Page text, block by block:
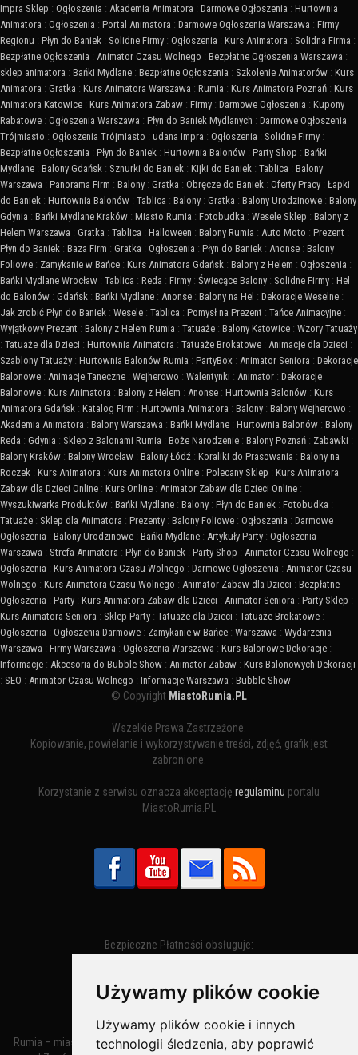
Używamy plików cookie
Używamy plików cookie i innych
technologii śledzenia, aby poprawić
Impra Sklep : Ogłoszenia : Akademia Animatora : Darmowe Ogłoszenia : Hurtownia
Animatora : Ogłoszenia : Portal Animatora : Darmowe Ogłoszenia Warszawa : Firmy
Regionu : Płyn do Baniek : Solidne Firmy : Ogłoszenia : Kurs Animatora : Solidna Firma :
Bezpłatne Ogłoszenia : Animator Czasu Wolnego : Bezpłatne Ogłoszenia Warszawa :
sklep animatora : Bańki Mydlane : Bezpłatne Ogłoszenia : Szkolenie Animatorów : Kurs
Animatora : Gratka : Kurs Animatora Warszawa : Rumia : Kurs Animatora Poznań : Kurs
Animatora Katowice : Kurs Animatora Zabaw : Firmy : Darmowe Ogłoszenia : Kupony
Rabatowe : Ogłoszenia Warszawa : Płyn do Baniek Mydlanych : Darmowe Ogłoszenia
Trójmiasto : Ogłoszenia Trójmiasto : udana impra : Ogłoszenia : Solidne Firmy :
Bezpłatne Ogłoszenia : Płyn do Baniek : Hurtownia Balonów : Party Shop : Bańki
Mydlane : Balony Gdańsk : Sznurki do Baniek : Kijki do Baniek : Tablica : Balony
Warszawa : Panorama Firm : Balony : Gratka : Obręcze do Baniek : Oferty Pracy : Łapki
do Baniek : Hurtownia Balonów : Tablica : Balony : Gratka : Balony Urodzinowe : Balony
Gdynia : Bańki Mydlane Kraków : Miasto Rumia : Fotobudka : Wesele Sklep : Balony z
Helem Warszawa : Gratka : Tablica : Halloween : Balony Rumia : Auto Moto : Prezent :
Płyn do Baniek : Baza Firm : Gratka : Ogłoszenia : Płyn do Baniek : Anonse : Balony
Foliowe : Zamykanie w Bańce : Kurs Animatora Gdańsk : Balony z Helem : Ogłoszenia :
Bańki Mydlane Wrocław : Tablica : Reda : Firmy : Świecące Balony : Solidne Firmy : Hel
do Balonów : Gdańsk : Bańki Mydlane : Anonse : Balony na Hel : Dekoracje Weselne :
Jak zrobić Płyn do Baniek : Wesele : Tablica : Pomysł na Prezent : Tańce Animacyjne :
Wyjątkowy Prezent : Balony z Helem Rumia : Tatuaże : Balony Katowice : Wzory Tatuaży
: Tatuaże dla Dzieci : Hurtownia Animatora : Tatuaże Brokatowe : Animacje dla Dzieci :
Szablony Tatuaży : Hurtownia Balonów Rumia : PartyBox : Animator Seniora : Dekoracje
Balonowe : Animacje Taneczne : Wejherowo : Walentynki : Animator : Dekoracje
Balonowe : Kurs Animatora : Balony z Helem : Anonse : Hurtownia Balonów : Kurs
Animatora Gdańsk : Katalog Firm : Hurtownia Animatora : Balony : Balony Wejherowo :
Akademia Animatora : Balony Warszawa : Bańki Mydlane : Hurtownia Balonów : Balony
Reda : Gdynia : Sklep z Balonami Rumia : Boże Narodzenie : Balony Poznań : Zabawki :
Balony Kraków : Balony Wrocław : Balony Łódź : Koraliki do Prasowania : Balony na
Roczek : Kurs Animatora : Kurs Animatora Online : Polecany Sklep : Kurs Animatora
Zabaw dla Dzieci Online : Kurs Online : Animator Zabaw dla Dzieci Online :
Wyszukiwarka Produktów : Bańki Mydlane : Balony : Płyn do Baniek : Fotobudka :
Tatuaże : Sklep dla Animatora : Prezenty : Balony Foliowe : Ogłoszenia : Darmowe
Ogłoszenia : Balony Urodzinowe : Bańki Mydlane : Artykuły Party : Ogłoszenia
Warszawa : Strefa Animatora : Płyn do Baniek : Party Shop : Animator Czasu Wolnego :
Ogłoszenia : Kurs Animatora Czasu Wolnego : Darmowe Ogłoszenia : Animator Czasu
Wolnego : Kurs Animatora Czasu Wolnego : Animator Zabaw dla Dzieci : Bezpłatne
Ogłoszenia : Party : Kurs Animatora Zabaw dla Dzieci : Animator Seniora : Party Sklep :
Kurs Animatora Seniora : Sklep Party : Tatuaże dla Dzieci : Tatuaże Brokatowe :
Ogłoszenia : Ogłoszenia Darmowe : Zamykanie w Bańce : Warszawa : Wydarzenia
Warszawa : Firmy Warszawa : Ogłoszenia Warszawa : Kurs Balonowe Dekoracje :
Informacje : Akcesoria do Bubble Show : Animator Zabaw : Kurs Balonowych Dekoracji
: SEO : Animator Czasu Wolnego : Informacje Warszawa : Bubble Show
© Copyright MiastoRumia.PL
Wszelkie Prawa Zastrzeżone.
Kopiowanie, powielanie i wykorzystywanie treści, zdjęć, grafik jest
zabronione.
Korzystanie z serwisu oznacza akceptację regulaminu portalu
MiastoRumia.PL
Bezpieczne Płatności obsługuje:
Rumia – miasto w województwie pomorskim, w powiecie wejherowskim